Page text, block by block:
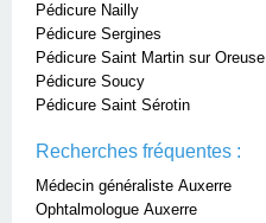
Pédicure Nailly
Pédicure Sergines
Pédicure Saint Martin sur Oreuse
Pédicure Soucy
Pédicure Saint Sérotin
Recherches fréquentes :
Médecin généraliste Auxerre
Ophtalmologue Auxerre